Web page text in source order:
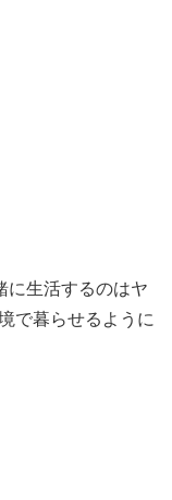
に生活するのはヤ
で暮らせるように